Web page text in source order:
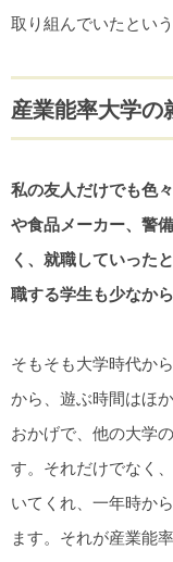
取り組んでいたという
産業能率大学の
私の友人だけでも色
や食品メーカー、警
く、就職していった
職する学生も少なか
そもそも大学時代か
から、遊ぶ時間はほ
おかげで、他の大学
す。それだけでなく
いてくれ、一年時か
ます。それが産業能